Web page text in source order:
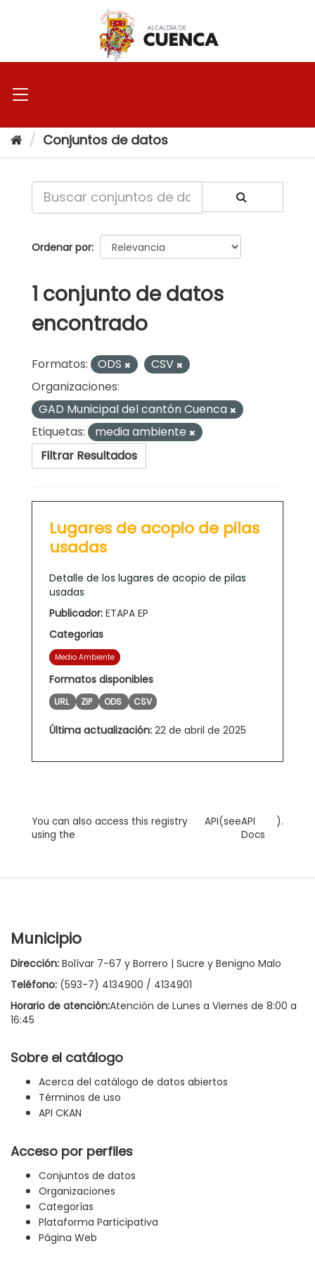
Conjuntos de datos
Ordenar por
1 conjunto de datos
encontrado
Formatos: ODS
CSV
Organizaciones:
GAD Municipal del cantón Cuenca
Etiquetas:
media ambiente
Filtrar Resultados
Lugares de acopio de pilas
usadas
Detalle de los lugares de acopio de pilas
usadas
Publicador: ETAPA EP
Categorias
Medio Ambiente
Formatos disponibles
URL ZIP ODS CSV
Última actualización: 22 de abril de 2025
You can also access this registry
using the
API(seeAPI
Docs
).
Municipio
Dirección: Bolívar 7-67 y Borrero | Sucre y Benigno Malo
Teléfono: (593-7) 4134900 / 4134901
Horario de atención:Atención de Lunes a Viernes de 8:00 a
16:45
Sobre el catálogo
Acerca del catálogo de datos abiertos
Términos de uso
API CKAN
Acceso por perfiles
Conjuntos de datos
Organizaciones
Categorías
Plataforma Participativa
Página Web